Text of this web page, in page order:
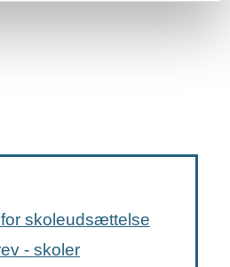
skoleudsættelse
- skoler